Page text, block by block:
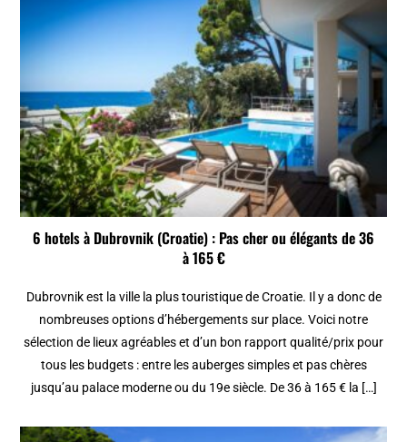
6 hotels à Dubrovnik (Croatie) : Pas cher ou élégants de 36
à 165 €
Dubrovnik est la ville la plus touristique de Croatie. Il y a donc de
nombreuses options d’hébergements sur place. Voici notre
sélection de lieux agréables et d’un bon rapport qualité/prix pour
tous les budgets : entre les auberges simples et pas chères
jusqu’au palace moderne ou du 19e siècle. De 36 à 165 € la […]